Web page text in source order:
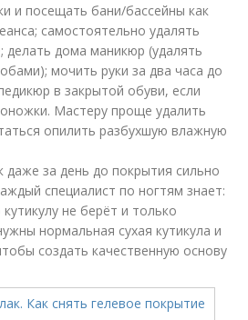
и посещать бани/бассейны как
самостоятельно удалять
дома маникюр (удалять
мочить руки за два часа до
в закрытой обуви, если
Мастеру проще удалить
опилить разбухшую влажную
за день до покрытия сильно
специалист по ногтям знает:
не берёт и только
нормальная сухая кутикула и
создать качественную основу